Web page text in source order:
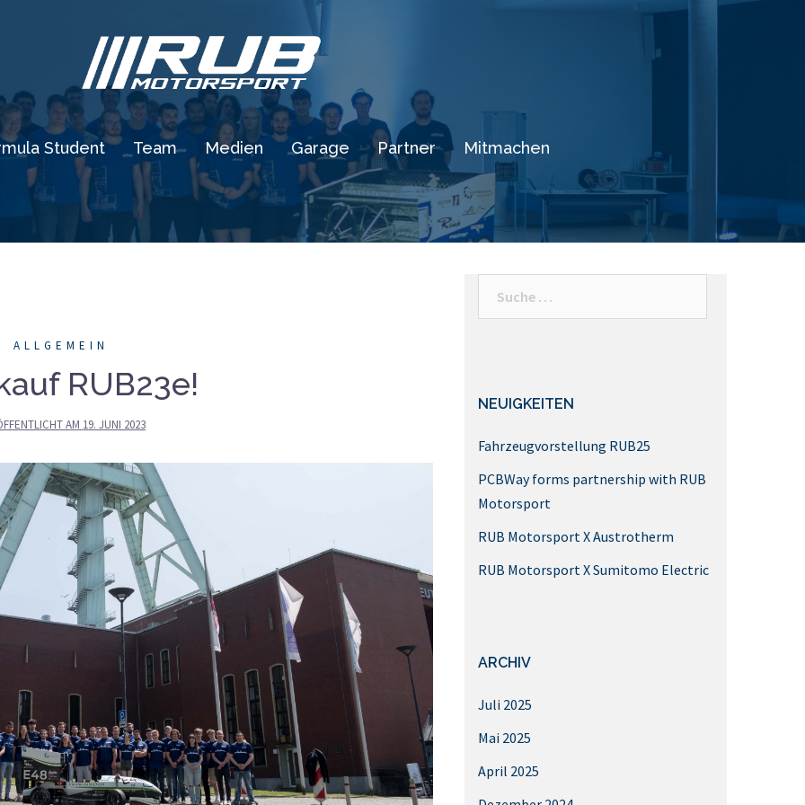
Student Team Medien Garage Partner Mitmachen
ALLGEMEIN
RUB23e!
AM 19. JUNI 2023
NEUIGKEITEN
Fahrzeugvorstellung RUB25
PCBWay forms partnership with RUB
Motorsport
RUB Motorsport X Austrotherm
RUB Motorsport X Sumitomo Electric
ARCHIV
Juli 2025
Mai 2025
April 2025